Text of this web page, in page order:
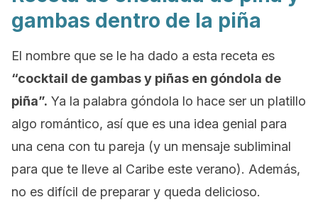
gambas dentro de la piña
El nombre que se le ha dado a esta receta es
“cocktail de gambas y piñas en góndola de
piña”. Ya la palabra góndola lo hace ser un platillo
algo romántico, así que es una idea genial para
una cena con tu pareja (y un mensaje subliminal
para que te lleve al Caribe este verano). Además,
no es difícil de preparar y queda delicioso.